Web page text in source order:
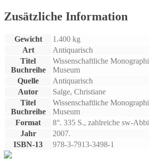
Zusätzliche Information
Gewicht
1.400 kg
Art
Antiquarisch
Titel
Buchreihe
Wissenschaftliche
Museum
Quelle
Antiquarisch
Autor
Salge, Christiane
Titel
Buchreihe
Wissenschaftliche
Museum
Format
8°. 335 S., zahlreiche sw-
Jahr
2007.
ISBN-13
978-3-7913-3498-1